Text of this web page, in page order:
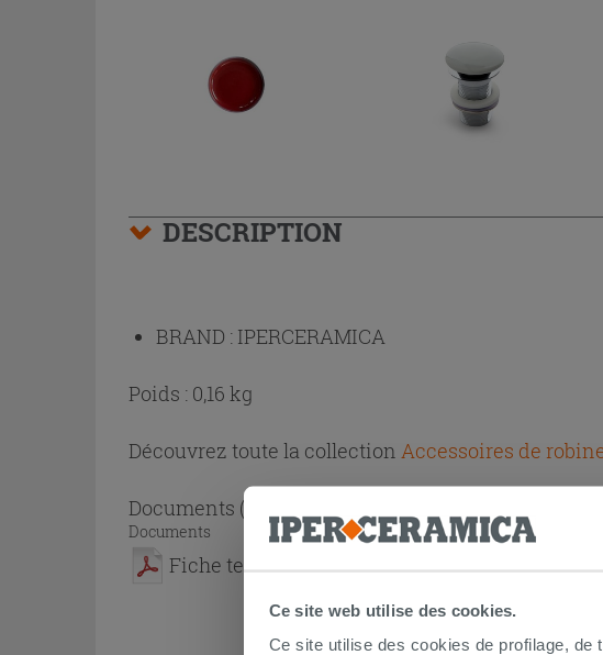
Ce site web utilise des cookies.
Ce site utilise des cookies de profilage,
DESCRIPTION
BRAND : IPERCERAMICA
Poids : 0,16 kg
Découvrez toute la collection Accessoires de
Documents ( 1 - 1 sur 1 )
Documents
Fiche technique